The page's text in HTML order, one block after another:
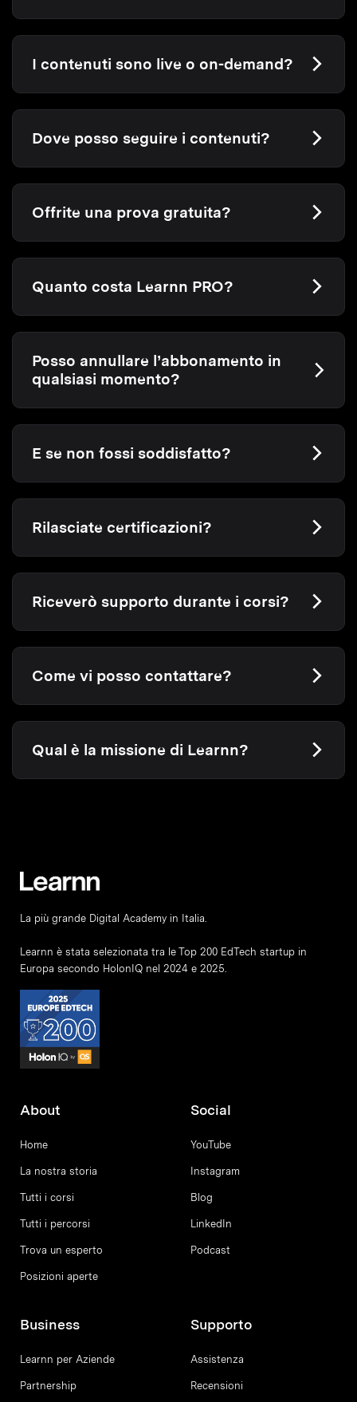
I contenuti sono live o on-demand?
Dove posso seguire i contenuti?
Offrite una prova gratuita?
Quanto costa Learnn PRO?
Posso annullare l’abbonamento in
qualsiasi momento?
E se non fossi soddisfatto?
Rilasciate certificazioni?
Riceverò supporto durante i corsi?
Come vi posso contattare?
Qual è la missione di Learnn?
La più grande Digital Academy in Italia.
Learnn è stata selezionata tra le Top 200 EdTech startup in
Europa secondo HolonIQ nel 2024 e 2025.
About
Home
La nostra storia
Tutti i corsi
Tutti i percorsi
Trova un esperto
Posizioni aperte
Social
YouTube
Instagram
Blog
LinkedIn
Podcast
Business
Learnn per Aziende
Partnership
Supporto
Assistenza
Recensioni